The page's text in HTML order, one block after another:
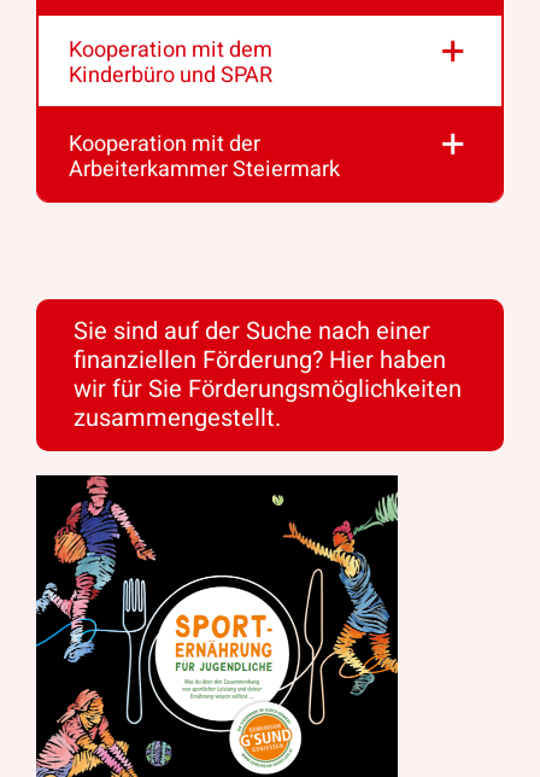
Kooperation mit dem
Kinderbüro und SPAR
Kooperation mit der
Arbeiterkammer Steiermark
Sie sind auf der Suche nach einer
finanziellen Förderung? Hier haben
wir für Sie Förderungsmöglichkeiten
zusammengestellt.